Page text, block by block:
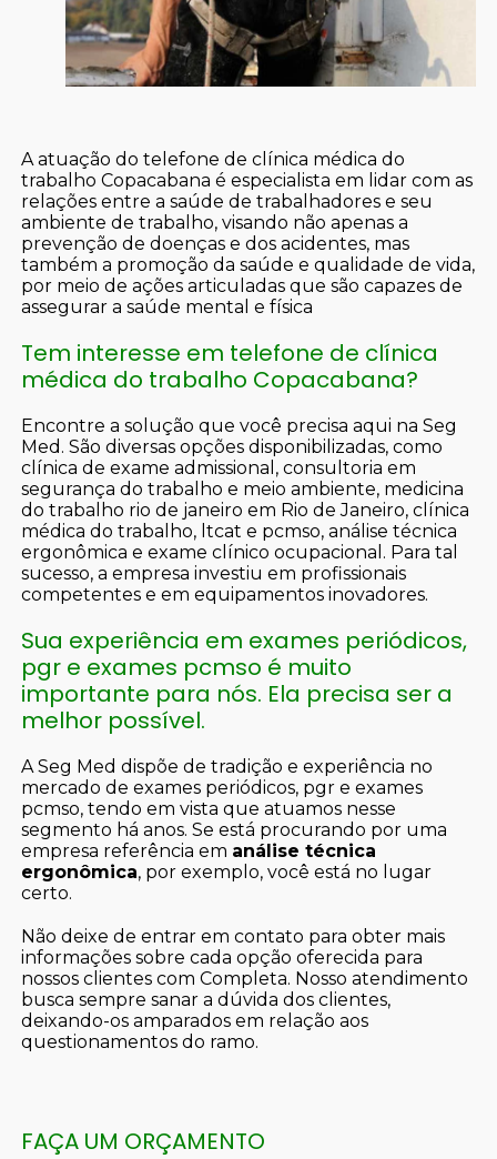
A atuação do telefone de clínica médica do
trabalho Copacabana é especialista em lidar com as
relações entre a saúde de trabalhadores e seu
ambiente de trabalho, visando não apenas a
prevenção de doenças e dos acidentes, mas
também a promoção da saúde e qualidade de vida,
por meio de ações articuladas que são capazes de
assegurar a saúde mental e física
Tem interesse em telefone de clínica
médica do trabalho Copacabana?
Encontre a solução que você precisa aqui na Seg
Med. São diversas opções disponibilizadas, como
clínica de exame admissional, consultoria em
segurança do trabalho e meio ambiente, medicina
do trabalho rio de janeiro em Rio de Janeiro, clínica
médica do trabalho, ltcat e pcmso, análise técnica
ergonômica e exame clínico ocupacional. Para tal
sucesso, a empresa investiu em profissionais
competentes e em equipamentos inovadores.
Sua experiência em exames periódicos,
pgr e exames pcmso é muito
importante para nós. Ela precisa ser a
melhor possível.
A Seg Med dispõe de tradição e experiência no
mercado de exames periódicos, pgr e exames
pcmso, tendo em vista que atuamos nesse
segmento há anos. Se está procurando por uma
empresa referência em análise técnica
ergonômica, por exemplo, você está no lugar
certo.
Não deixe de entrar em contato para obter mais
informações sobre cada opção oferecida para
nossos clientes com Completa. Nosso atendimento
busca sempre sanar a dúvida dos clientes,
deixando-os amparados em relação aos
questionamentos do ramo.
FAÇA UM ORÇAMENTO